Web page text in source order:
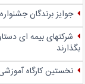
جوایز برندگان
شرکتهای بیمه ای
بگذارند
نخستین کارگاه